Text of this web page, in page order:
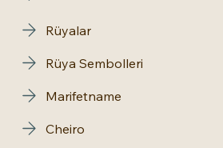
Rüyalar
Rüya Sembolleri
Marifetname
Cheiro